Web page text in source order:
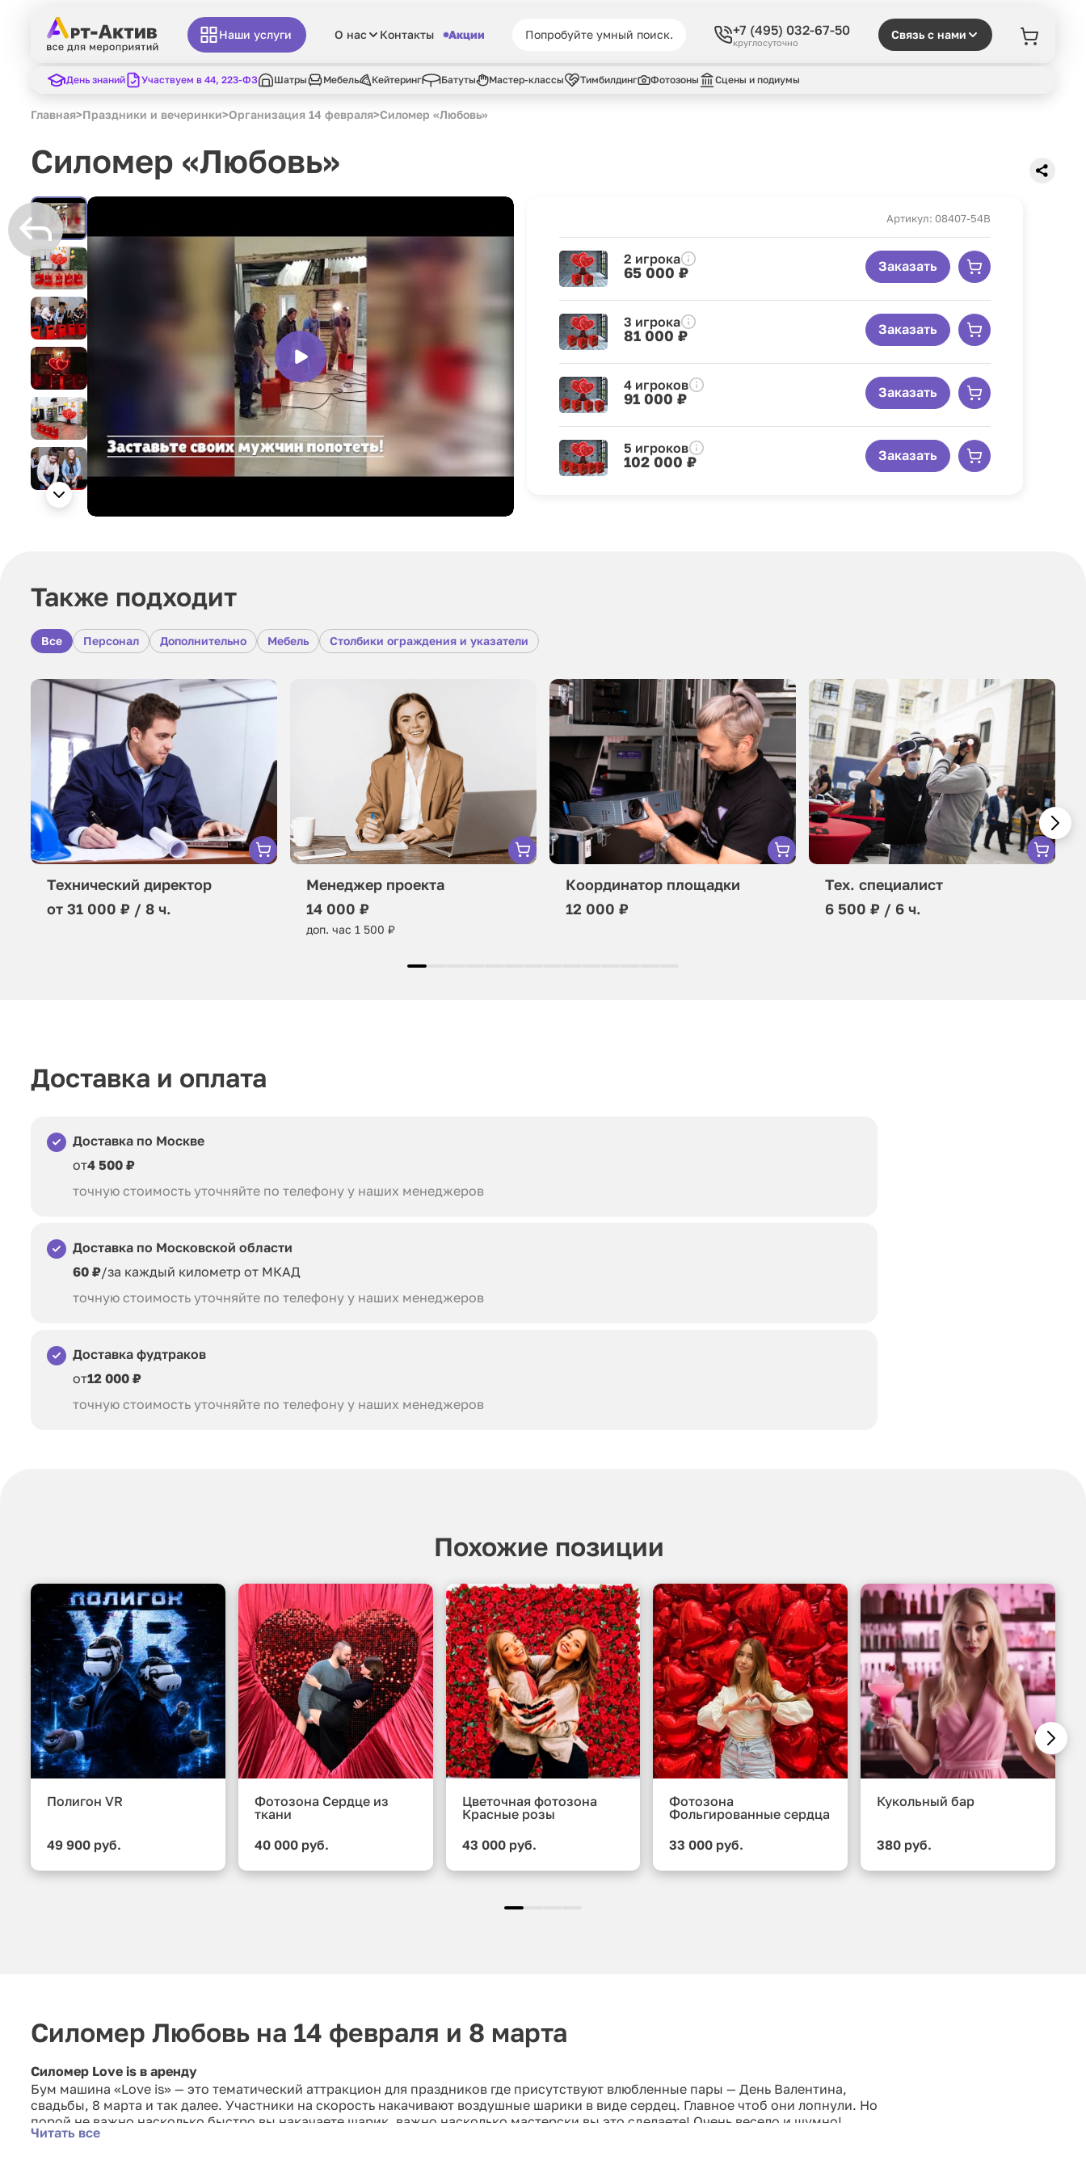
Наши услуги О нас Контакты Акции +7 (495) 032-67-50
круглосуточно
Связь с нами
День знаний Участвуем в 44, 223-ФЗ Шатры Мебель Кейтеринг Батуты Мастер-классы Тимбилдинг Фотозоны Сцены и подиумы
Главная>Праздники и вечеринки>Организация 14 февраля>Силомер «Любовь»
Силомер «Любовь»
Артикул: 08407-54B
2 игрока
65 000 ₽ Заказать
3 игрока
81 000 ₽ Заказать
4 игроков
91 000 ₽ Заказать
5 игроков
102 000 ₽ Заказать
Также подходит
Все Персонал Дополнительно Мебель Столбики ограждения и указатели
Технический директор
от 31 000 ₽ / 8 ч.
Менеджер проекта
14 000 ₽
доп. час 1 500 ₽
Координатор площадки
12 000 ₽
Тех. специалист
6 500 ₽ / 6 ч.
Доставка и оплата
Доставка по Москве
от4 500 ₽
точную стоимость уточняйте по телефону у наших менеджеров
Доставка по Московской области
60 ₽/за каждый километр от МКАД
точную стоимость уточняйте по телефону у наших менеджеров
Доставка фудтраков
от12 000 ₽
точную стоимость уточняйте по телефону у наших менеджеров
Похожие позиции
Полигон VR
49 900 руб.
Фотозона Сердце из
ткани
40 000 руб.
Цветочная фотозона
Красные розы
43 000 руб.
Фотозона
Фольгированные сердца
33 000 руб.
Кукольный бар
380 руб.
Силомер Любовь на 14 февраля и 8 марта
Силомер Love is в аренду
Бум машина «Love is» — это тематический аттракцион для праздников где присутствуют влюбленные пары — День Валентина,
свадьбы, 8 марта и так далее. Участники на скорость накачивают воздушные шарики в виде сердец. Главное чтоб они лопнули. Но
порой не важно насколько быстро вы накачаете шарик, важно насколько мастерски вы это сделаете! Очень весело и шумно!
Лопайте шары без вреда на окружающих. Бум машина состоит из насоса и специального блока, на котором закрепляется
Читать все